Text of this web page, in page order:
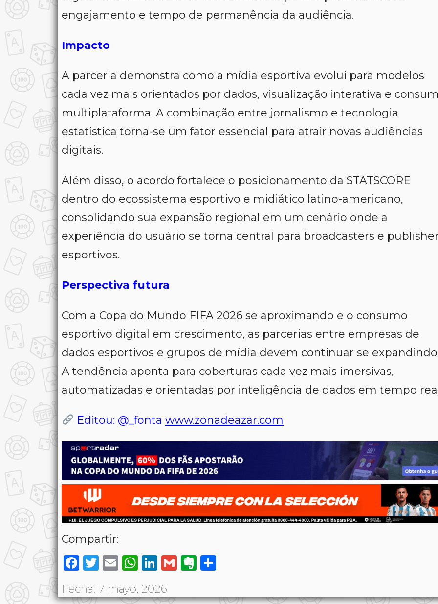
engajamento e tempo de permanência da audiência.
Impacto
A parceria demonstra como a mídia esportiva evolui para modelos
cada vez mais orientados por dados, visualização interativa e
multiplataforma. A combinação entre jornalismo e tecnologia
estatística torna-se um fator essencial para atrair novas audiências
digitais.
Além disso, o acordo fortalece o posicionamento da STATSCORE
dentro do ecossistema esportivo e midiático latino-americano,
consolidando sua expansão regional em um cenário onde a
experiência do usuário se torna central para broadcasters e
esportivos.
Perspectiva futura
Com a Copa do Mundo FIFA 2026 se aproximando e o consumo
esportivo digital em crescimento, as parcerias entre empresas de
dados esportivos e grupos de mídia devem continuar se
A tendência aponta para coberturas cada vez mais imersivas,
automatizadas e orientadas por inteligência de dados em tempo
Editou: @_fontawww.zonadeazar.com
Compartir:
Facebook
Twitter
EmailWhatsApp
LinkedIn
GmailEvernote
Fecha: 7 mayo, 2026